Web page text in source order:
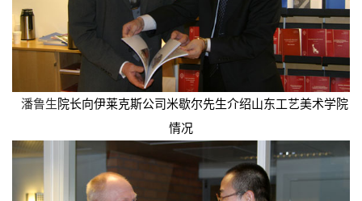
潘鲁生院长向伊莱克斯公司米歇尔先生介绍山东工艺美术学院
情况